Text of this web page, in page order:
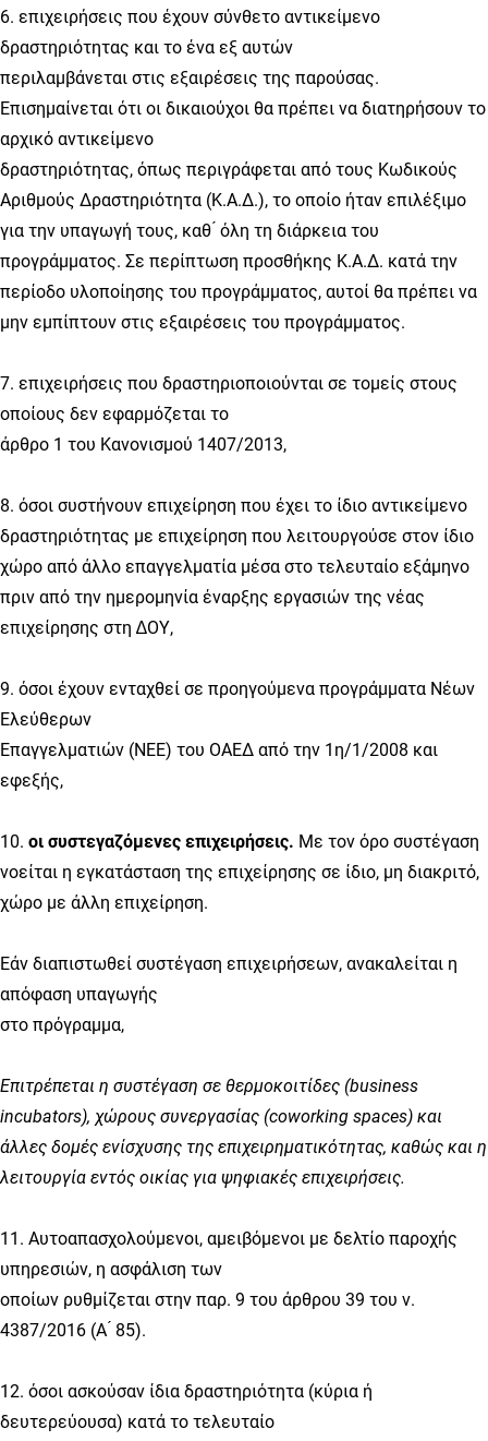
6. επιχειρήσεις που έχουν σύνθετο αντικείμενο
δραστηριότητας και το ένα εξ αυτών
περιλαμβάνεται στις εξαιρέσεις της παρούσας.
Επισημαίνεται ότι οι δικαιούχοι θα πρέπει να διατηρήσουν το
αρχικό αντικείμενο
δραστηριότητας, όπως περιγράφεται από τους Κωδικούς
Αριθμούς Δραστηριότητα (Κ.Α.Δ.), το οποίο ήταν επιλέξιμο
για την υπαγωγή τους, καθ ́ όλη τη διάρκεια του
προγράμματος. Σε περίπτωση προσθήκης Κ.Α.Δ. κατά την
περίοδο υλοποίησης του προγράμματος, αυτοί θα πρέπει να
μην εμπίπτουν στις εξαιρέσεις του προγράμματος.
7. επιχειρήσεις που δραστηριοποιούνται σε τομείς στους
οποίους δεν εφαρμόζεται το
άρθρο 1 του Κανονισμού 1407/2013,
8. όσοι συστήνουν επιχείρηση που έχει το ίδιο αντικείμενο
δραστηριότητας με επιχείρηση που λειτουργούσε στον ίδιο
χώρο από άλλο επαγγελματία μέσα στο τελευταίο εξάμηνο
πριν από την ημερομηνία έναρξης εργασιών της νέας
επιχείρησης στη ∆OΥ,
9. όσοι έχουν ενταχθεί σε προηγούμενα προγράμματα Νέων
Ελεύθερων
Επαγγελματιών (ΝΕΕ) του ΟΑΕΔ από την 1η/1/2008 και
εφεξής,
10. οι συστεγαζόμενες επιχειρήσεις. Με τον όρο συστέγαση
νοείται η εγκατάσταση της επιχείρησης σε ίδιο, μη διακριτό,
χώρο με άλλη επιχείρηση.
Εάν διαπιστωθεί συστέγαση επιχειρήσεων, ανακαλείται η
απόφαση υπαγωγής
στο πρόγραμμα,
Επιτρέπεται η συστέγαση σε θερμοκοιτίδες (business
incubators), χώρους συνεργασίας (coworking spaces) και
άλλες δομές ενίσχυσης της επιχειρηματικότητας, καθώς και η
λειτουργία εντός οικίας για ψηφιακές επιχειρήσεις.
11. Αυτοαπασχολούμενοι, αμειβόμενοι με δελτίο παροχής
υπηρεσιών, η ασφάλιση των
οποίων ρυθμίζεται στην παρ. 9 του άρθρου 39 του ν.
4387/2016 (Α ́ 85).
12. όσοι ασκούσαν ίδια δραστηριότητα (κύρια ή
δευτερεύουσα) κατά το τελευταίο